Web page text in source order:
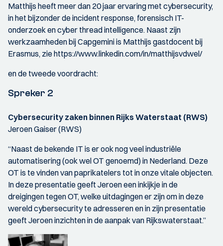
Matthijs heeft meer dan 20 jaar ervaring met cybersecurity,
in het bijzonder de incident response, forensisch IT-
onderzoek en cyber thread intelligence. Naast zijn
werkzaamheden bij Capgemini is Matthijs gastdocent bij
Erasmus, zie https://www.linkedin.com/in/matthijsvdwel/
en de tweede voordracht:
Spreker 2
Cybersecurity zaken binnen Rijks Waterstaat (RWS)
Jeroen Gaiser (RWS)
“Naast de bekende IT is er ook nog veel industriële
automatisering (ook wel OT genoemd) in Nederland. Deze
OT is te vinden van paprikatelers tot in onze vitale objecten.
In deze presentatie geeft Jeroen een inkijkje in de
dreigingen tegen OT, welke uitdagingen er zijn om in deze
wereld cybersecurity te adresseren en in zijn presentatie
geeft Jeroen inzichten in de aanpak van Rijkswaterstaat.”